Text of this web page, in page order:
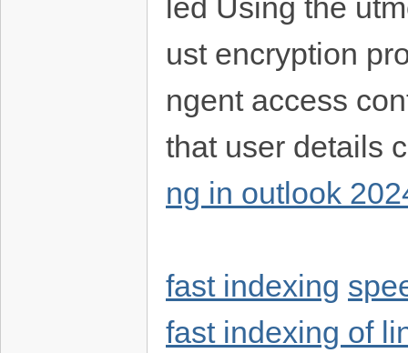
led Using the
ust encryption
ngent access
that user details
ng in outlook
fast indexing
fast indexing of